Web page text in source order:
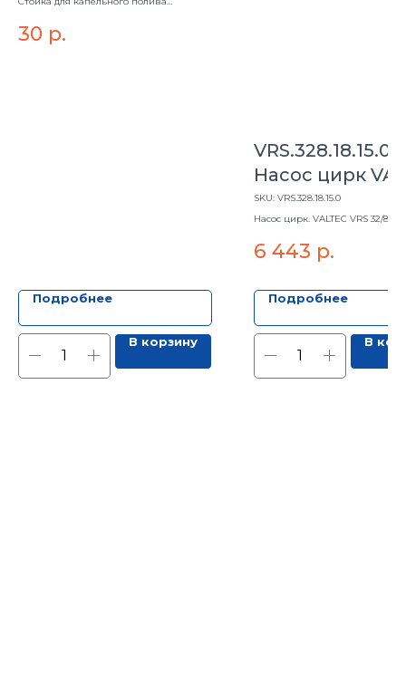
30 р.
Подробнее
В корзину
VRS.328.18.15.0
Насос цирк
VRS 32/8 - 180
SKU: VRS.328.18.15.0
Насос цирк. VALTEC VRS 32/8 -
6 443 р.
Подробнее
В